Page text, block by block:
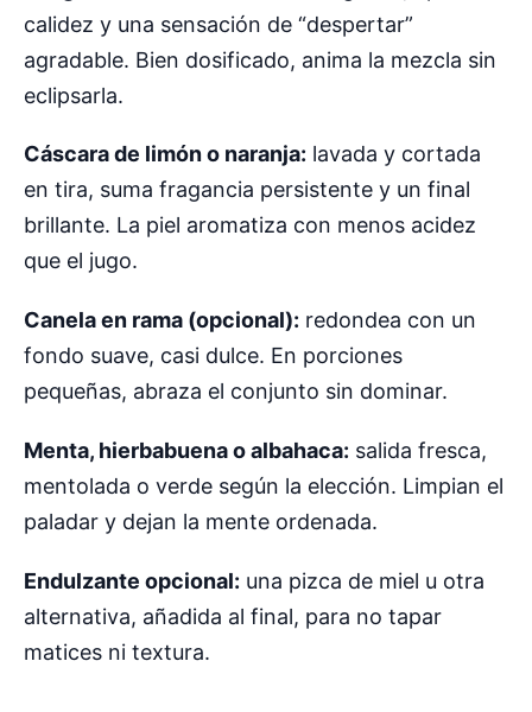
calidez y una sensación de “despertar”
agradable. Bien dosificado, anima la mezcla sin
eclipsarla.
Cáscara de limón o naranja: lavada y cortada
en tira, suma fragancia persistente y un final
brillante. La piel aromatiza con menos acidez
que el jugo.
Canela en rama (opcional): redondea con un
fondo suave, casi dulce. En porciones
pequeñas, abraza el conjunto sin dominar.
Menta, hierbabuena o albahaca: salida fresca,
mentolada o verde según la elección. Limpian el
paladar y dejan la mente ordenada.
Endulzante opcional: una pizca de miel u otra
alternativa, añadida al final, para no tapar
matices ni textura.